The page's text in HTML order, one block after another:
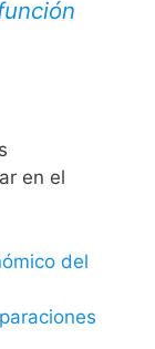
en el
del